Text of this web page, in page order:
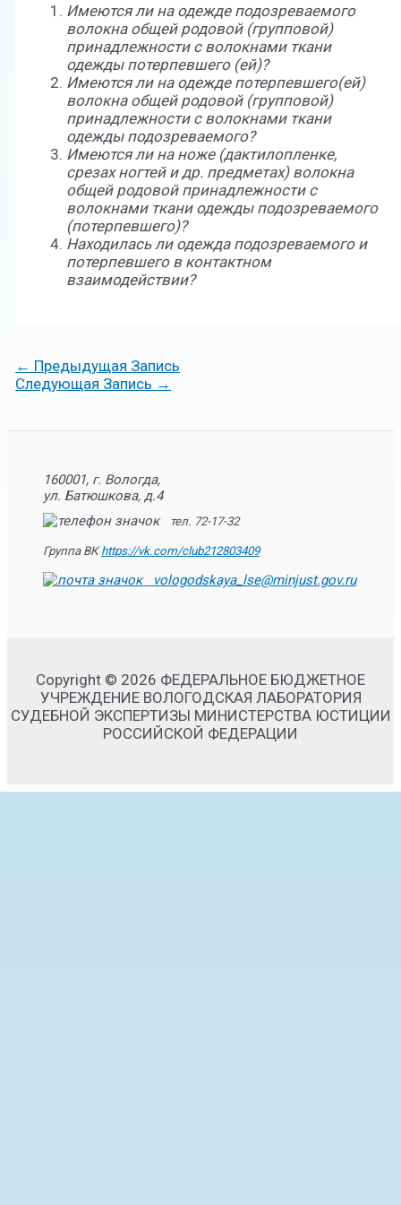
Имеются ли на одежде подозреваемого
волокна общей родовой (групповой)
принадлежности с волокнами ткани
одежды потерпевшего (ей)?
Имеются ли на одежде потерпевшего(ей)
волокна общей родовой (групповой)
принадлежности с волокнами ткани
одежды подозреваемого?
Имеются ли на ноже (дактилопленке,
срезах ногтей и др. предметах) волокна
общей родовой принадлежности с
волокнами ткани одежды подозреваемого
(потерпевшего)?
Находилась ли одежда подозреваемого и
потерпевшего в контактном
взаимодействии?
← Предыдущая Запись
Следующая Запись →
160001, г. Вологда,
ул. Батюшкова, д.4
тел. 72-17-32
Группа ВКhttps://vk.com/club212803409
vologodskaya_lse@minjust.gov.ru
Copyright © 2026 ФЕДЕРАЛЬНОЕ БЮДЖЕТНОЕ
УЧРЕЖДЕНИЕ ВОЛОГОДСКАЯ ЛАБОРАТОРИЯ
СУДЕБНОЙ ЭКСПЕРТИЗЫ МИНИСТЕРСТВА ЮСТИЦИИ
РОССИЙСКОЙ ФЕДЕРАЦИИ